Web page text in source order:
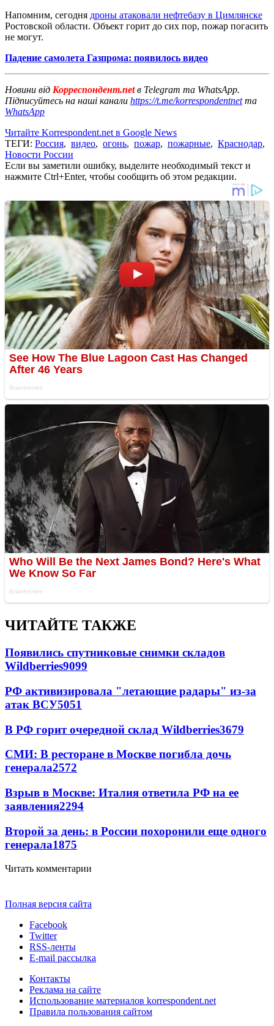
Напомним, сегодня дроны атаковали нефтебазу в Цимлянске
Ростовской области. Объект горит до сих пор, пожар погасить
не могут.
Падение самолета Газпрома: появилось видео
Новини від Корреспондент.netв Telegram та WhatsApp.
Підписуйтесь на наші канали https://t.me/korrespondentnetта
WhatsApp
Читайте Korrespondent.net в Google News
ТЕГИ: Россия, видео, огонь, пожар, пожарные, Краснодар,
Новости России
Если вы заметили ошибку, выделите необходимый текст и
нажмите Ctrl+Enter, чтобы сообщить об этом редакции.
ЧИТАЙТЕ ТАКЖЕ
Появились спутниковые снимки складов
Wildberries9099
РФ активизировала "летающие радары" из-за
атак ВСУ5051
В РФ горит очередной склад Wildberries3679
СМИ: В ресторане в Москве погибла дочь
генерала2572
Взрыв в Москве: Италия ответила РФ на ее
заявления2294
Второй за день: в России похоронили еще одного
генерала1875
Читать комментарии
Полная версия сайта
Facebook
Twitter
RSS-ленты
E-mail рассылка
Контакты
Реклама на сайте
Использование материалов korrespondent.net
Правила пользования сайтом